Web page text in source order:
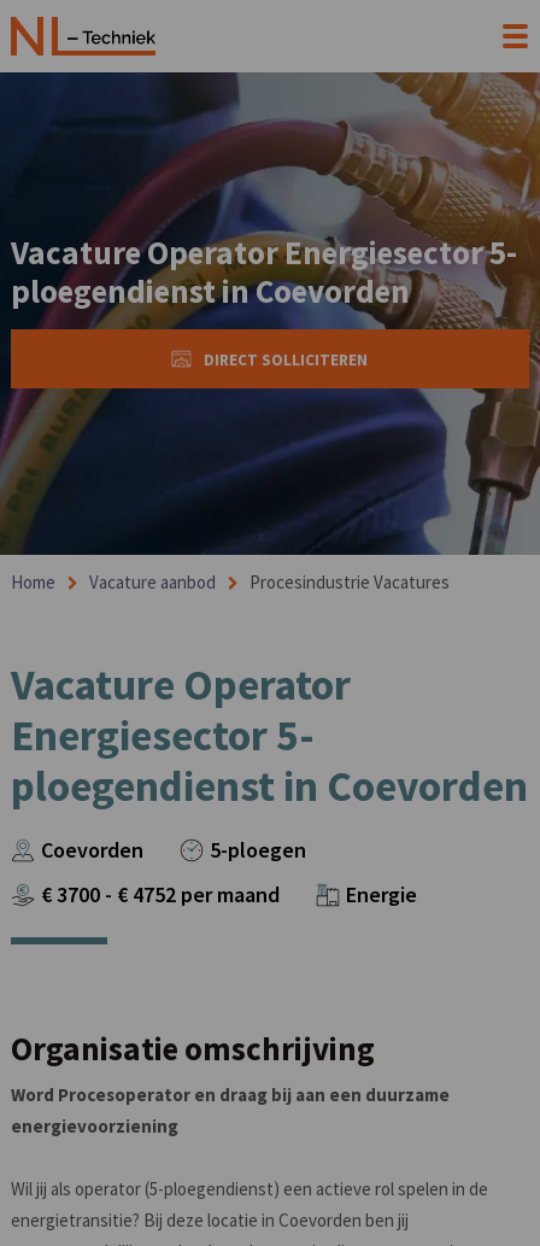
Vacature Operator Energiesector 5-
ploegendienst in Coevorden
DIRECT SOLLICITEREN
Home Vacature aanbod Procesindustrie Vacatures
Vacature Operator
Energiesector 5-
ploegendienst in Coevorden
Coevorden
5-ploegen
€3700 - € 4752 per maand Energie
Organisatie omschrijving
Word Procesoperator en draag bij aan een duurzame
energievoorziening
Wil jij als operator (5-ploegendienst) een actieve rol spelen in de
energietransitie? Bij deze locatie in Coevorden ben jij